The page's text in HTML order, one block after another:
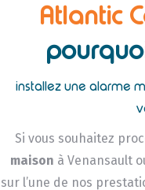
Atlantic
installez une alarme
Si vous souhaitez
maison à Venansault
sur l’une de nos